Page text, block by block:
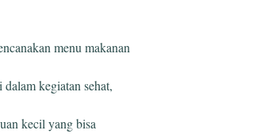
menu makanan
kegiatan sehat,
kecil yang bisa